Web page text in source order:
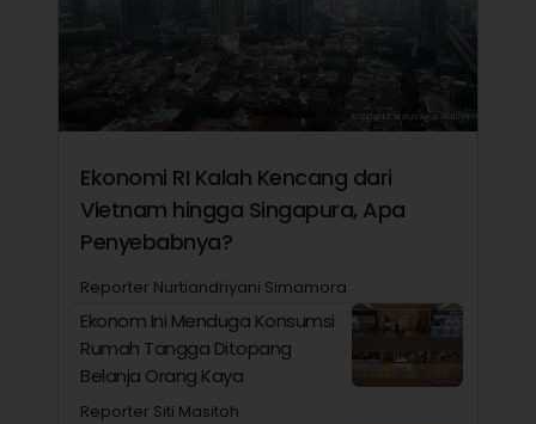
Ekonomi RI Kalah Kencang dari
Vietnam hingga Singapura, Apa
Penyebabnya?
Reporter Nurtiandriyani Simamora
Ekonom Ini Menduga Konsumsi
Rumah Tangga Ditopang
Belanja Orang Kaya
Reporter Siti Masitoh